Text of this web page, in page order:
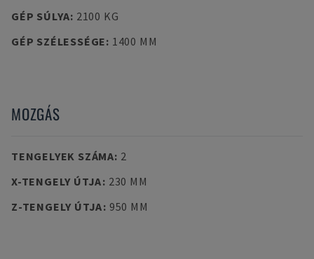
GÉP SÚLYA: 2100 KG
GÉP SZÉLESSÉGE: 1400 MM
MOZGÁS
TENGELYEK SZÁMA: 2
X-TENGELY ÚTJA: 230 MM
Z-TENGELY ÚTJA: 950 MM